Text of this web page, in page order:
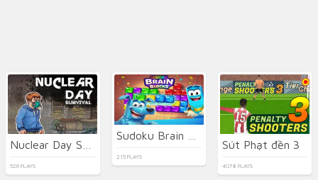
526 PLAYS
215 PLAYS
Sút Phạt đền 3
4078 PLAYS